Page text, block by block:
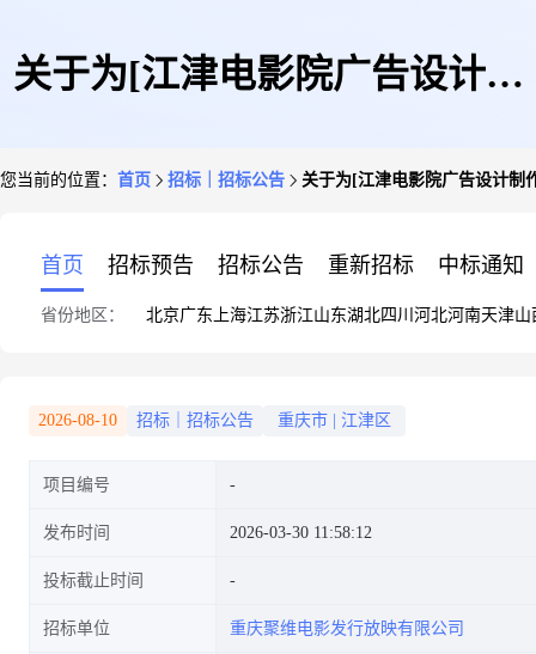
关于为[江津电影院广告设计制
您当前的位置： 首页 招标｜招标公告 关于为[江津电影院广告设计制
首页 招标预告 招标公告 重新招标 中标通知
省份地区： 北京广东 上海江苏浙江山东湖北四川 河北河南天津山
2026-08-10 招标｜招标公告 重庆市 江津区
项目编号
发布时间 2026-03-30 11:58:12
投标截止时间
招标单位 重庆聚维电影发行放映有限公司